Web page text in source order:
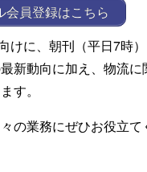
会員登録はこちら
けに、朝刊（平日7時
新動向に加え、物流
す。
の業務にぜひお役立て